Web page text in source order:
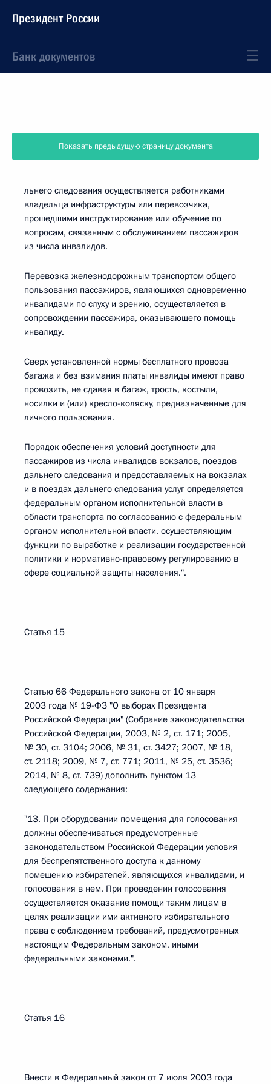
Президент России
Банк документов
Показать предыдущую страницу документа
льнего следования осуществляется работниками
владельца инфраструктуры или перевозчика,
прошедшими инструктирование или обучение по
вопросам, связанным с обслуживанием пассажиров
из числа инвалидов.
Перевозка железнодорожным транспортом общего
пользования пассажиров, являющихся одновременно
инвалидами по слуху и зрению, осуществляется в
сопровождении пассажира, оказывающего помощь
инвалиду.
Сверх установленной нормы бесплатного провоза
багажа и без взимания платы инвалиды имеют право
провозить, не сдавая в багаж, трость, костыли,
носилки и (или) кресло-коляску, предназначенные для
личного пользования.
Порядок обеспечения условий доступности для
пассажиров из числа инвалидов вокзалов, поездов
дальнего следования и предоставляемых на вокзалах
и в поездах дальнего следования услуг определяется
федеральным органом исполнительной власти в
области транспорта по согласованию с федеральным
органом исполнительной власти, осуществляющим
функции по выработке и реализации государственной
политики и нормативно-правовому регулированию в
сфере социальной защиты населения.".
Статья 15
Статью 66 Федерального закона от 10 января
2003 года № 19-ФЗ "О выборах Президента
Российской Федерации" (Собрание законодательства
Российской Федерации, 2003, № 2, ст. 171; 2005,
№ 30, ст. 3104; 2006, № 31, ст. 3427; 2007, № 18,
ст. 2118; 2009, № 7, ст. 771; 2011, № 25, ст. 3536;
2014, № 8, ст. 739) дополнить пунктом 13
следующего содержания:
"13. При оборудовании помещения для голосования
должны обеспечиваться предусмотренные
законодательством Российской Федерации условия
для беспрепятственного доступа к данному
помещению избирателей, являющихся инвалидами, и
голосования в нем. При проведении голосования
осуществляется оказание помощи таким лицам в
целях реализации ими активного избирательного
права с соблюдением требований, предусмотренных
настоящим Федеральным законом, иными
федеральными законами.".
Статья 16
Внести в Федеральный закон от 7 июля 2003 года